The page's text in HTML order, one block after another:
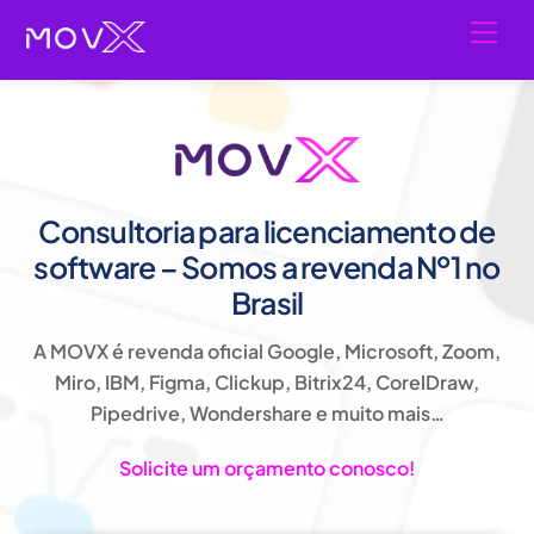
content
Consultoria para licenciamento de
software – Somos a revenda Nº1 no
Brasil
A MOVX é revenda oficial Google, Microsoft, Zoom,
Miro, IBM, Figma, Clickup, Bitrix24, CorelDraw,
Pipedrive, Wondershare e muito mais…
Solicite um orçamento conosco!